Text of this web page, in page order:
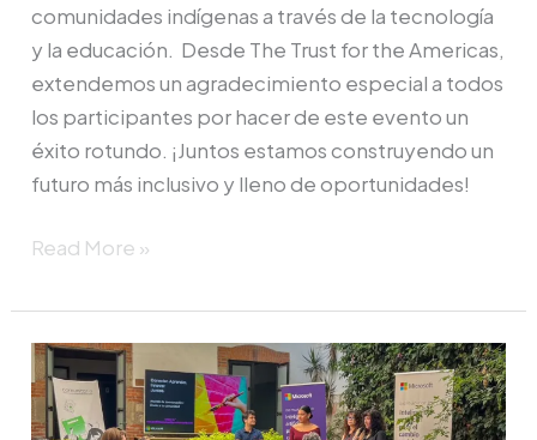
comunidades indígenas a través de la tecnología
y la educación. Desde The Trust for the Americas,
extendemos un agradecimiento especial a todos
los participantes por hacer de este evento un
éxito rotundo. ¡Juntos estamos construyendo un
futuro más inclusivo y lleno de oportunidades!
Read More »
The
Trust
for